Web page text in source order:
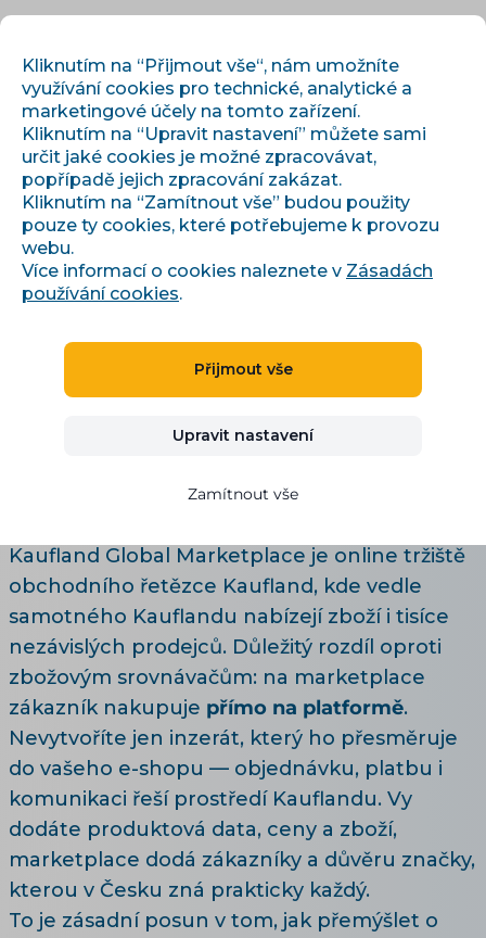
Úvod› Články a informace›
Kaufland Marketplace: prodej do 7 zemí Evropy
Kaufland Marketplace:
prodej do 7 zemí Evropy
11 minut čtení
Kaufland Global Marketplace je online tržiště
obchodního řetězce Kaufland, kde vedle
samotného Kauflandu nabízejí zboží i tisíce
nezávislých prodejců. Důležitý rozdíl oproti
zbožovým srovnávačům: na marketplace
zákazník nakupuje přímo na platformě.
Nevytvoříte jen inzerát, který ho přesměruje
do vašeho e-shopu — objednávku, platbu i
komunikaci řeší prostředí Kauflandu. Vy
dodáte produktová data, ceny a zboží,
marketplace dodá zákazníky a důvěru značky,
kterou v Česku zná prakticky každý.
To je zásadní posun v tom, jak přemýšlet o
Kliknutím na “Přijmout vše“, nám umožníte
využívání cookies pro technické, analytické a
marketingové účely na tomto zařízení.
Kliknutím na “Upravit nastavení” můžete sami
určit jaké cookies je možné zpracovávat,
popřípadě jejich zpracování zakázat.
Kliknutím na “Zamítnout vše” budou použity
pouze ty cookies, které potřebujeme k provozu
webu.
Více informací o cookies naleznete v Zásadách
používání cookies.
Přijmout vše
Upravit nastavení
Zamítnout vše